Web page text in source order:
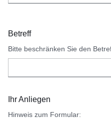
Betreff
Bitte beschränken Sie den
Ihr Anliegen
Hinweis zum Formular: